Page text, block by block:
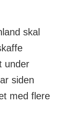
skal
under
siden
med flere